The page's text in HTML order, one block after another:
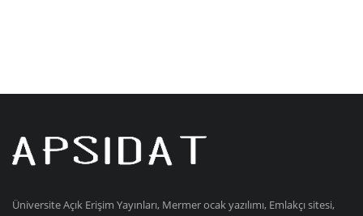
Üniversite Açık Erişim Yayınları, Mermer ocak yazılımı, Emlakçı sitesi,